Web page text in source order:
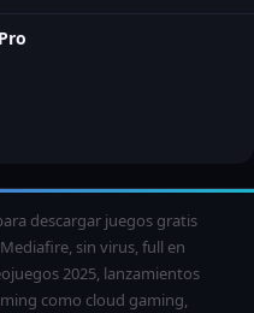
descargar juegos gratis
sin virus, full en
2025, lanzamientos
como cloud gaming,